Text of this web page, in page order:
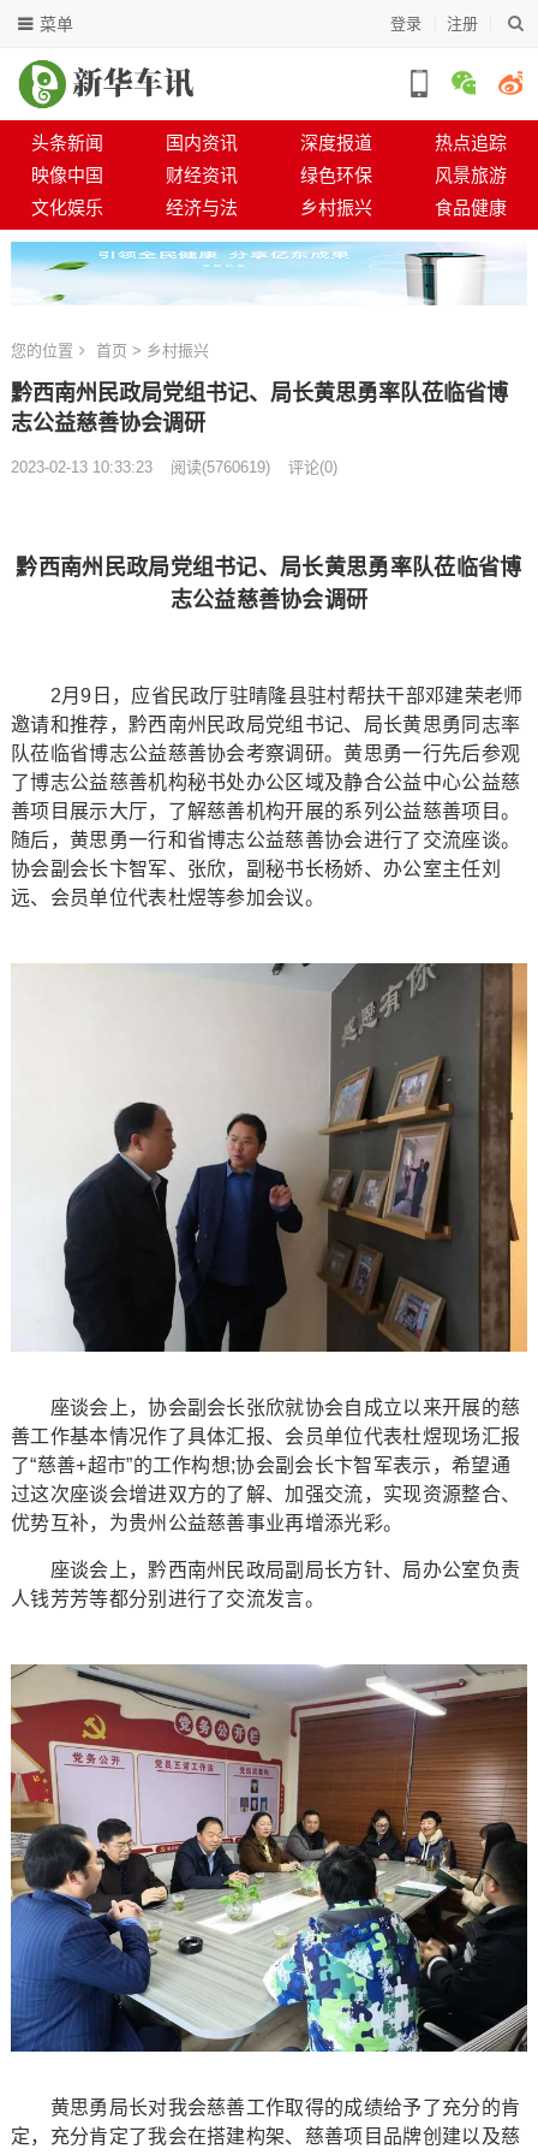
登录 注册
菜单
头条新闻 国内资讯 深度报道
热点追踪
映像中国
财经资讯 绿色环保
风景旅游
文化娱乐
经济与法 乡村振兴 食品健康
您的位置 首页 > 乡村振兴
黔西南州民政局党组书记、局长黄思勇率队莅临省博
志公益慈善协会调研
2023-02-13 10:33:23 阅读(5760619) 评论(0)
黔西南州民政局党组书记、局长黄思勇率队莅临省博
志公益慈善协会调研
2月9日，应省民政厅驻晴隆县驻村帮扶干部邓建荣老师
邀请和推荐，黔西南州民政局党组书记、局长黄思勇同志率
队莅临省博志公益慈善协会考察调研。黄思勇一行先后参观
了博志公益慈善机构秘书处办公区域及静合公益中心公益慈
善项目展示大厅，了解慈善机构开展的系列公益慈善项目。
随后，黄思勇一行和省博志公益慈善协会进行了交流座谈。
协会副会长卞智军、张欣，副秘书长杨娇、办公室主任刘
远、会员单位代表杜煜等参加会议。
座谈会上，协会副会长张欣就协会自成立以来开展的慈
善工作基本情况作了具体汇报、会员单位代表杜煜现场汇报
了“慈善+超市”的工作构想;协会副会长卞智军表示，希望通
过这次座谈会增进双方的了解、加强交流，实现资源整合、
优势互补，为贵州公益慈善事业再增添光彩。
座谈会上，黔西南州民政局副局长方针、局办公室负责
人钱芳芳等都分别进行了交流发言。
黄思勇局长对我会慈善工作取得的成绩给予了充分的肯
定，充分肯定了我会在搭建构架、慈善项目品牌创建以及慈